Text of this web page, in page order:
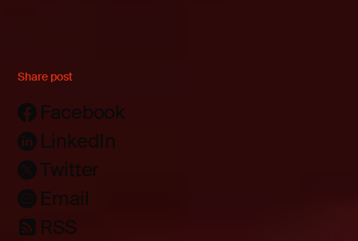
Share post
Facebook
LinkedIn
Twitter
Email
RSS